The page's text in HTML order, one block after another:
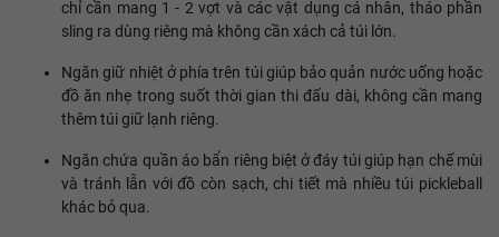
chỉ cần mang 1 - 2 vợt và các vật dụng cá nhân, tháo phần
sling ra dùng riêng mà không cần xách cả túi lớn.
Ngăn giữ nhiệt ở phía trên túi giúp bảo quản nước uống hoặc
đồ ăn nhẹ trong suốt thời gian thi đấu dài, không cần mang
thêm túi giữ lạnh riêng.
Ngăn chứa quần áo bẩn riêng biệt ở đáy túi giúp hạn chế mùi
và tránh lẫn với đồ còn sạch, chi tiết mà nhiều túi pickleball
khác bỏ qua.